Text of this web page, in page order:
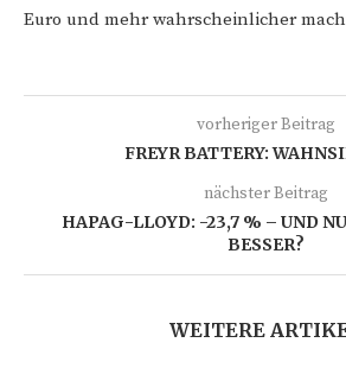
Euro und mehr wahrscheinlicher
vorheriger Beitrag
FREYR BATTERY:
nächster Beitrag
HAPAG-LLOYD: -23,7 % – UND
BESSER?
WEITERE